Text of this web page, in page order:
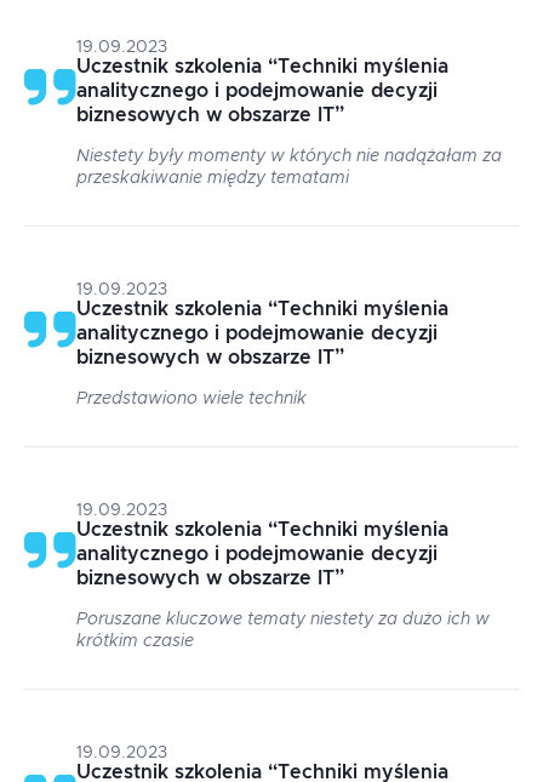
19.09.2023
Uczestnik szkolenia “Techniki myślenia
analitycznego i podejmowanie decyzji
biznesowych w obszarze IT”
Niestety były momenty w których nie nadążałam za
przeskakiwanie między tematami
19.09.2023
Uczestnik szkolenia “Techniki myślenia
analitycznego i podejmowanie decyzji
biznesowych w obszarze IT”
Przedstawiono wiele technik
19.09.2023
Uczestnik szkolenia “Techniki myślenia
analitycznego i podejmowanie decyzji
biznesowych w obszarze IT”
Poruszane kluczowe tematy niestety za dużo ich w
krótkim czasie
19.09.2023
Uczestnik szkolenia “Techniki myślenia